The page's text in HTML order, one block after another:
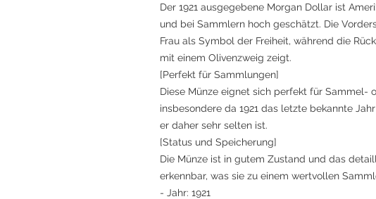
Der 1921 ausgegebene Morgan Dollar ist
und bei Sammlern hoch geschätzt. Die
Frau als Symbol der Freiheit, während die
mit einem Olivenzweig zeigt.
[Perfekt für Sammlungen]
Diese Münze eignet sich perfekt für Sammel-
insbesondere da 1921 das letzte bekannte
er daher sehr selten ist.
[Status und Speicherung]
Die Münze ist in gutem Zustand und das
erkennbar, was sie zu einem wertvollen
- Jahr: 1921